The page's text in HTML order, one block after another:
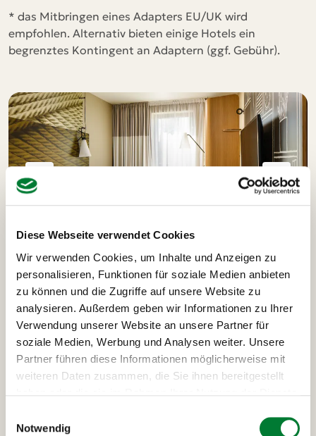
Diese Webseite verwendet Cookies
Wir verwenden Cookies, um Inhalte und Anzeigen zu
personalisieren, Funktionen für soziale Medien anbieten
zu können und die Zugriffe auf unsere Website zu
analysieren. Außerdem geben wir Informationen zu Ihrer
Verwendung unserer Website an unsere Partner für
soziale Medien, Werbung und Analysen weiter. Unsere
Partner führen diese Informationen möglicherweise mit
weiteren Daten zusammen, die Sie ihnen bereitgestellt
Notwendig
* das Mitbringen eines Adapters EU/UK wird
empfohlen. Alternativ bieten einige Hotels ein
begrenztes Kontingent an Adaptern (ggf. Gebühr).
Ausflüge und Highlights
deiner London-Reise